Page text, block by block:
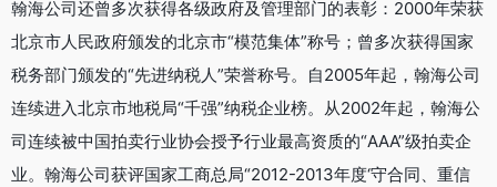
翰海公司还曾多次获得各级政府及管理部门的表彰：2000年荣获
北京市人民政府颁发的北京市“模范集体”称号；曾多次获得国家
税务部门颁发的“先进纳税人”荣誉称号。自2005年起，翰海公司
连续进入北京市地税局“千强”纳税企业榜。从2002年起，翰海公
司连续被中国拍卖行业协会授予行业最高资质的“AAA”级拍卖企
业。翰海公司获评国家工商总局“2012-2013年度‘守合同、重信